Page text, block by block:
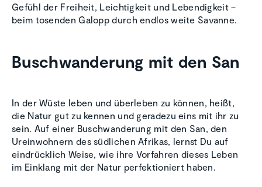
Gefühl der Freiheit, Leichtigkeit und Lebendigkeit –
beim tosenden Galopp durch endlos weite Savanne.
Buschwanderung mit den San
In der Wüste leben und überleben zu können, heißt,
die Natur gut zu kennen und geradezu eins mit ihr zu
sein. Auf einer Buschwanderung mit den San, den
Ureinwohnern des südlichen Afrikas, lernst Du auf
eindrücklich Weise, wie ihre Vorfahren dieses Leben
im Einklang mit der Natur perfektioniert haben.